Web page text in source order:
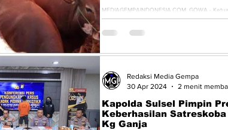
MEDIAGEMPAINDONESIA.COM, GOWA -
fakta menelusuri jejak 1000 Ekor Sapi
Kapolda Sulsel Pimpin
Keberhasilan
Kg Ganja
Redaksi Media Gempa
30 Apr 2024
2 menit